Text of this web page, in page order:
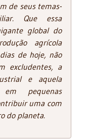
de seus temas-
Que essa
global do
agrícola
de hoje, não
excludentes, a
e aquela
pequenas
uma com
do planeta.